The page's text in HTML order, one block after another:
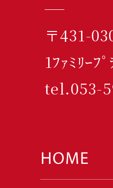
〒431-
1ﾌｧﾐﾘｰﾌ
tel.053-